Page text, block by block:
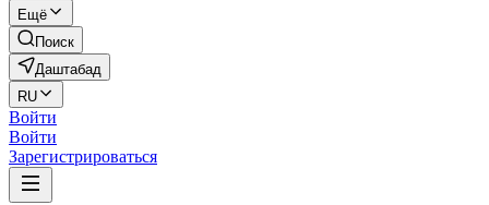
Ещё
Поиск
Даштабад
RU
Войти
Войти
Зарегистрироваться